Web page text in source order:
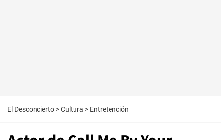
El Desconcierto >Cultura > Entretención